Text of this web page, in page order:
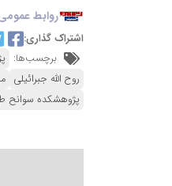
روابط
اشتراک گذاری:
برچسب‌ها:
روح الله جبرائیلی
پژوهشکده سوانح